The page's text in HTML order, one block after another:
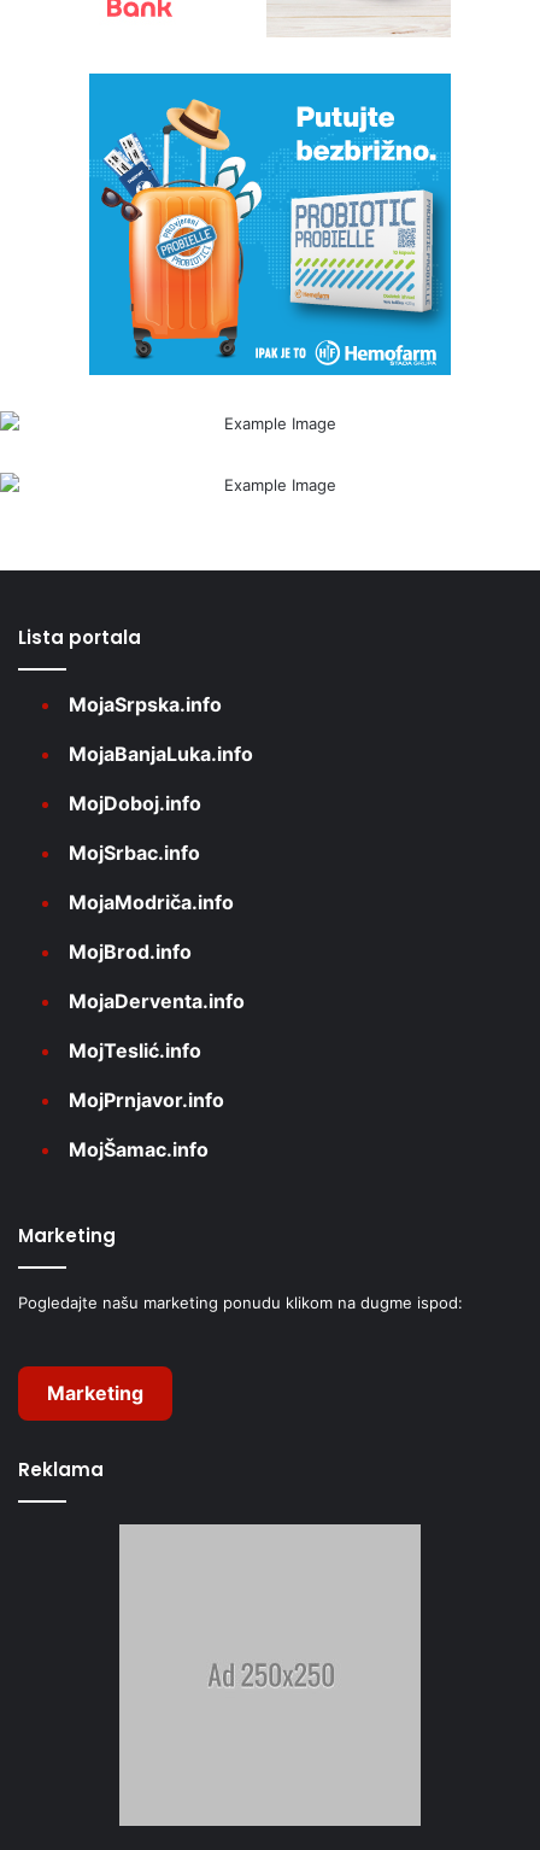
Lista portala
MojaSrpska.info
MojaBanjaLuka.info
MojDoboj.info
MojSrbac.info
MojaModriča.info
MojBrod.info
MojaDerventa.info
MojTeslić.info
MojPrnjavor.info
MojŠamac.info
Marketing
Pogledajte našu marketing ponudu klikom na dugme ispod:
Marketing
Reklama